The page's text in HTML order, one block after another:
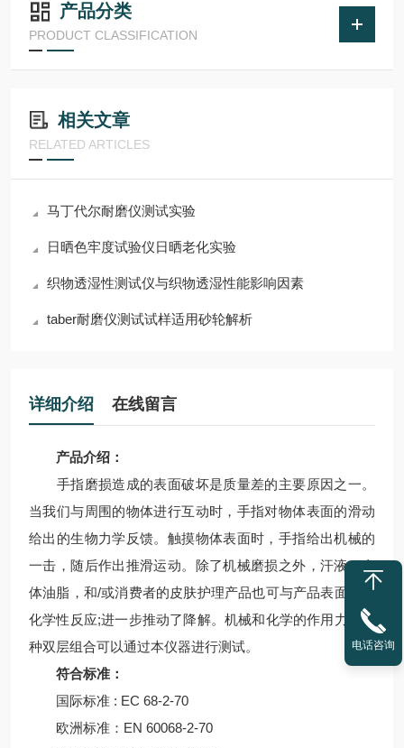
产品分类
PRODUCT CLASSIFICATION
相关文章
RELATED ARTICLES
马丁代尔耐磨仪测试实验
日晒色牢度试验仪日晒老化实验
织物透湿性测试仪与织物透湿性能影响因素
taber耐磨仪测试试样适用砂轮解析
详细介绍 在线留言
产品介绍：
手指磨损造成的表面破坏是质量差的主要原因之一。
当我们与周围的物体进行互动时，手指对物体表面的滑动
给出的生物力学反馈。触摸物体表面时，手指给出机械的
一击，随后作出推滑运动。除了机械磨损之外，汗液，身
体油脂，和/或消费者的皮肤护理产品也可与产品表面发生
化学性反应;进一步推动了降解。机械和化学的作用力的这
种双层组合可以通过本仪器进行测试。
符合标准：
国际标准 : EC 68-2-70
欧洲标准：EN 60068-2-70
电话咨询